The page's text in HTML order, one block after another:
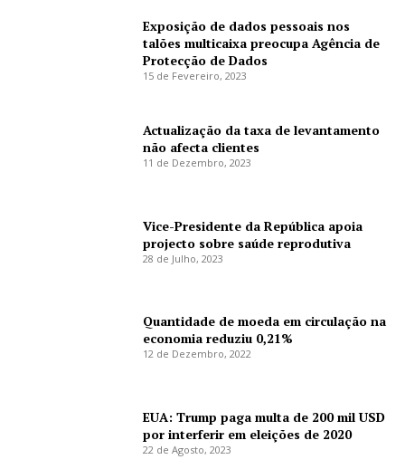
Exposição de dados pessoais nos
talões multicaixa preocupa Agência de
Protecção de Dados
15 de Fevereiro, 2023
Actualização da taxa de levantamento
não afecta clientes
11 de Dezembro, 2023
Vice-Presidente da República apoia
projecto sobre saúde reprodutiva
28 de Julho, 2023
Quantidade de moeda em circulação na
economia reduziu 0,21%
12 de Dezembro, 2022
EUA: Trump paga multa de 200 mil USD
por interferir em eleições de 2020
22 de Agosto, 2023